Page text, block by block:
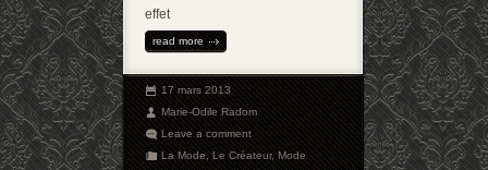
effet
read more
17 mars 2013
Marie-Odile Radom
Leave a comment
La Mode,Le Créateur,Mode